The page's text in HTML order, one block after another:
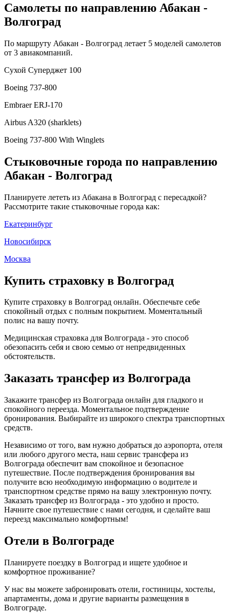
Самолеты по направлению Абакан -
Волгоград
По маршруту Абакан - Волгоград летает 5 моделей самолетов
от 3 авиакомпаний.
Сухой Суперджет 100
Boeing 737-800
Embraer ERJ-170
Airbus A320 (sharklets)
Boeing 737-800 With Winglets
Стыковочные города по направлению
Абакан - Волгоград
Планируете лететь из Абакана в Волгоград с пересадкой?
Рассмотрите такие стыковочные города как:
Екатеринбург
Новосибирск
Москва
Купить страховку в Волгоград
Купите страховку в Волгоград онлайн. Обеспечьте себе
спокойный отдых с полным покрытием. Моментальный
полис на вашу почту.
Медицинская страховка для Волгограда - это способ
обезопасить себя и свою семью от непредвиденных
обстоятельств.
Заказать трансфер из Волгограда
Закажите трансфер из Волгограда онлайн для гладкого и
спокойного переезда. Моментальное подтверждение
бронирования. Выбирайте из широкого спектра транспортных
средств.
Независимо от того, вам нужно добраться до аэропорта, отеля
или любого другого места, наш сервис трансфера из
Волгограда обеспечит вам спокойное и безопасное
путешествие. После подтверждения бронирования вы
получите всю необходимую информацию о водителе и
транспортном средстве прямо на вашу электронную почту.
Заказать трансфер из Волгограда - это удобно и просто.
Начните свое путешествие с нами сегодня, и сделайте ваш
переезд максимально комфортным!
Отели в Волгограде
Планируете поездку в Волгоград и ищете удобное и
комфортное проживание?
У нас вы можете забронировать отели, гостиницы, хостелы,
апартаменты, дома и другие варианты размещения в
Волгограде.